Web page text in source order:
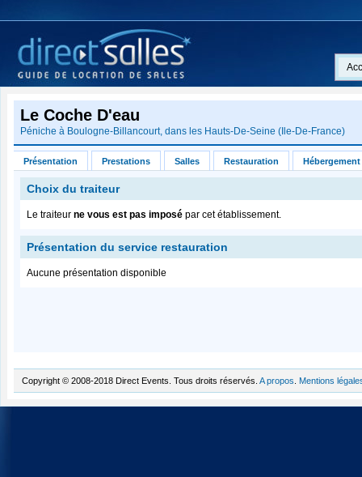
Le Coche D'eau
Péniche à Boulogne-Billancourt, dans les Hauts-De-Seine ( Ile-De-France)
Présentation Prestations Salles Restauration Hébergement
Choix du traiteur
Le traiteur ne vous est pas imposé par cet établissement.
Présentation du service restauration
Aucune présentation disponible
Copyright © 2008-2018 Direct Events. Tous droits réservés. A propos Mentions